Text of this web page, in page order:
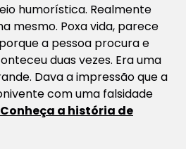
humorística. Realmente
mesmo. Poxa vida, parece
a pessoa procura e
duas vezes. Era uma
Dava a impressão que a
com uma falsidade
Conheça a história de